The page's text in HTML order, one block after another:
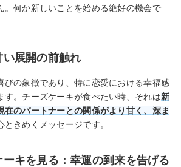
。何か新しいことを始める絶好の機会で
展開の前触れ
びの象徴であり、特に恋愛における幸福感
す。チーズケーキが食べたい時、それは新
在のパートナーとの関係がより甘く、深ま
ときめくメッセージです。
キを見る：幸運の到来を告げる